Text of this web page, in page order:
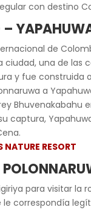
con destino
de
ciudad, una de
y fue construida
a
Bhuvenakabahu
captura,
NATURE RESORT
para visitar
correspondía